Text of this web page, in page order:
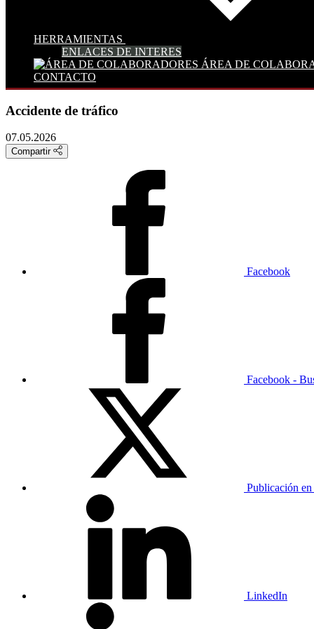
HERRAMIENTAS
ENLACES DE INTERES
ÁREA DE
CONTACTO
Accidente de tráfico
07.05.2026
Compartir
Facebook
Facebook -
Publicación
LinkedIn